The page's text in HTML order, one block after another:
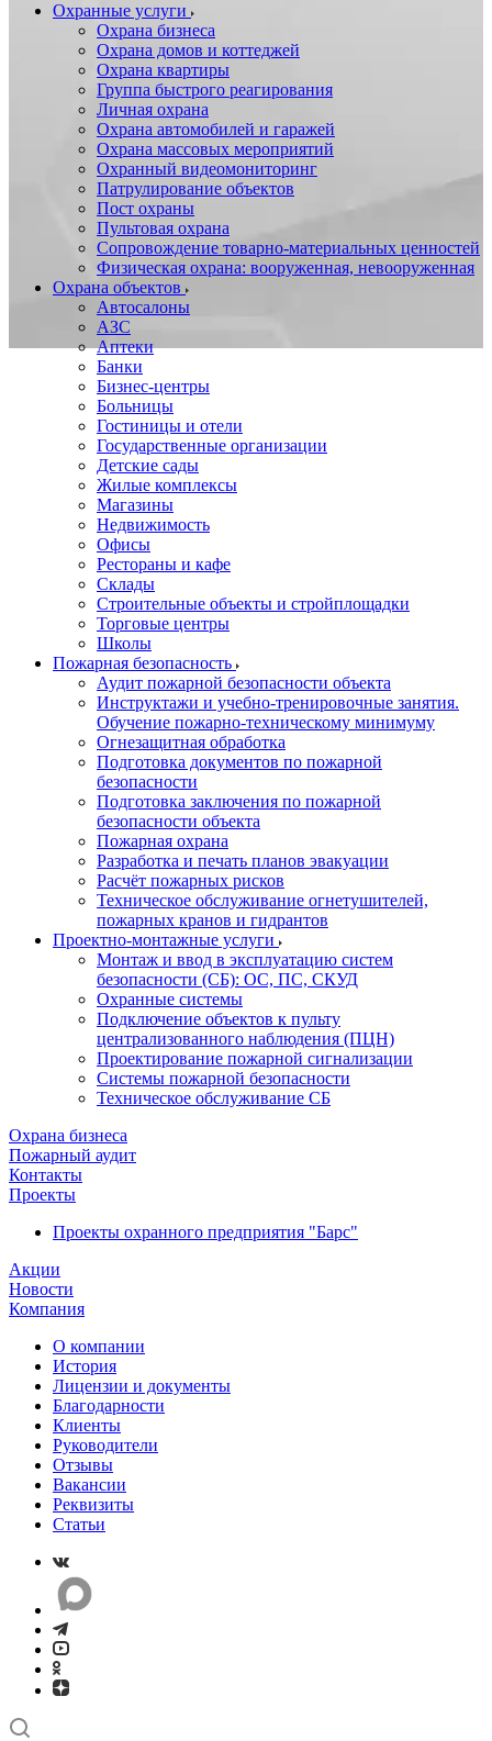
Охранные услуги
Охрана бизнеса
Охрана домов и коттеджей
Охрана квартиры
Группа быстрого реагирования
Личная охрана
Охрана автомобилей и гаражей
Охрана массовых мероприятий
Охранный видеомониторинг
Патрулирование объектов
Пост охраны
Пультовая охрана
Сопровождение товарно-материальных ценностей
Физическая охрана: вооруженная, невооруженная
Охрана объектов
Автосалоны
АЗС
Аптеки
Банки
Бизнес-центры
Больницы
Гостиницы и отели
Государственные организации
Детские сады
Жилые комплексы
Магазины
Недвижимость
Офисы
Рестораны и кафе
Склады
Строительные объекты и стройплощадки
Торговые центры
Школы
Пожарная безопасность
Аудит пожарной безопасности объекта
Инструктажи и учебно-тренировочные занятия.
Обучение пожарно-техническому минимуму
Огнезащитная обработка
Подготовка документов по пожарной
безопасности
Подготовка заключения по пожарной
безопасности объекта
Пожарная охрана
Разработка и печать планов эвакуации
Расчёт пожарных рисков
Техническое обслуживание огнетушителей,
пожарных кранов и гидрантов
Проектно-монтажные услуги
Монтаж и ввод в эксплуатацию систем
безопасности (СБ): ОС, ПС, СКУД
Охранные системы
Подключение объектов к пульту
централизованного наблюдения (ПЦН)
Проектирование пожарной сигнализации
Системы пожарной безопасности
Техническое обслуживание СБ
Охрана бизнеса
Пожарный аудит
Контакты
Проекты
Проекты охранного предприятия "Барс"
Акции
Новости
Компания
О компании
История
Лицензии и документы
Благодарности
Клиенты
Руководители
Отзывы
Вакансии
Реквизиты
Статьи